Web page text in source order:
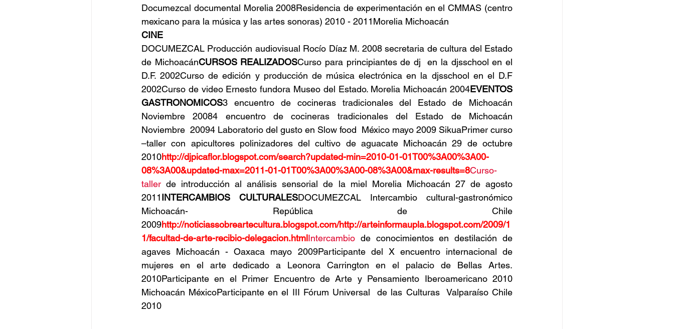
Documezcal documental Morelia 2008Residencia de experimentación en el CMMAS (centro
mexicano para la música y las artes sonoras) 2010 - 2011Morelia Michoacán
CINE
DOCUMEZCAL Producción audiovisual Rocío Díaz M. 2008 secretaria de cultura del Estado
de MichoacánCURSOS REALIZADOSCurso para principiantes de dj  en la djsschool en el
D.F. 2002Curso de edición y producción de música electrónica en la djsschool en el D.F
2002Curso de video Ernesto fundora Museo del Estado. Morelia Michoacán 2004EVENTOS
GASTRONOMICOS3 encuentro de cocineras tradicionales del Estado de Michoacán
Noviembre 20084 encuentro de cocineras tradicionales del Estado de Michoacán
Noviembre  20094 Laboratorio del gusto en Slow food  México mayo 2009 SikuaPrimer curso
–taller con apicultores polinizadores del cultivo de aguacate Michoacán 29 de octubre
2010http://djpicaflor.blogspot.com/search?updated-min=2010-01-01T00%3A00%3A00-
08%3A00&updated-max=2011-01-01T00%3A00%3A00-08%3A00&max-results=8Curso-
taller de introducción al análisis sensorial de la miel Morelia Michoacán 27 de agosto
2011 INTERCAMBIOS CULTURALESDOCUMEZCAL Intercambio cultural-gastronómico
Michoacán- República de Chile
2009http://noticiassobreartecultura.blogspot.com/http://arteinformaupla.blogspot.com/2009/1
1/facultad-de-arte-recibio-delegacion.htmlIntercambio de conocimientos en destilación de
agaves Michoacán - Oaxaca mayo 2009Participante del X encuentro internacional de
mujeres en el arte dedicado a Leonora Carrington en el palacio de Bellas Artes.
2010Participante en el Primer Encuentro de Arte y Pensamiento Iberoamericano 2010
Michoacán MéxicoParticipante en el III Fórum Universal  de las Culturas  Valparaíso Chile
2010